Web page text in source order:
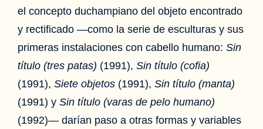
el concepto duchampiano del objeto encontrado
y rectificado —como la serie de esculturas y sus
primeras instalaciones con cabello humano:Sin
título (tres patas) (1991),Sin título (cofia)
(1991),Siete objetos (1991),Sin título (manta)
(1991) ySin título (varas de pelo humano)
(1992)— darían paso a otras formas y variables